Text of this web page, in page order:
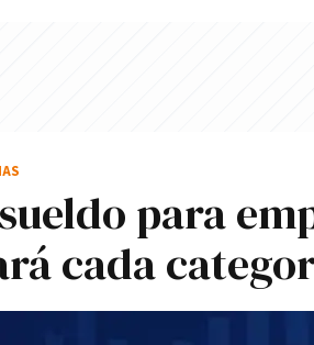
para
cada